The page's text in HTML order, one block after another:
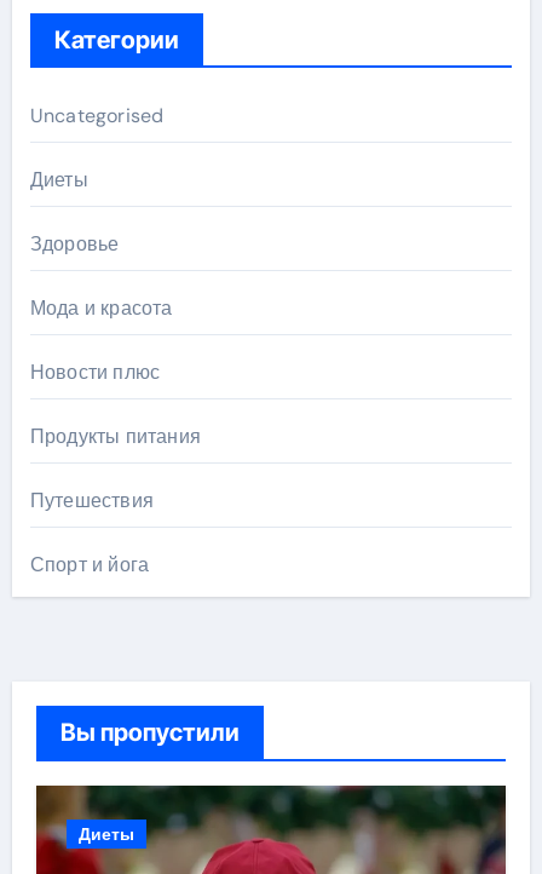
Категории
Uncategorised
Диеты
Здоровье
Мода и красота
Новости плюс
Продукты питания
Путешествия
Спорт и йога
Вы пропустили
Диеты